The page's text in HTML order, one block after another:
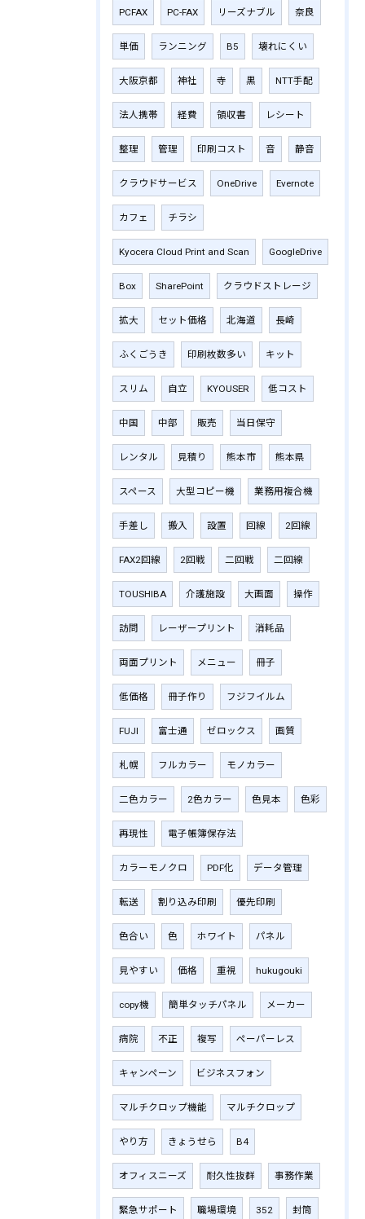
PCFAX PC-FAX リーズナブル 奈良
単価 ランニング B5 壊れにくい
大阪京都 神社 寺 黒 NTT手配
法人携帯 経費 領収書 レシート
整理 管理 印刷コスト 音 静音
クラウドサービス OneDrive Evernote
カフェ チラシ
Kyocera Cloud Print and Scan GoogleDrive
Box SharePoint クラウドストレージ
拡大 セット価格 北海道 長崎
ふくごうき 印刷枚数多い キット
スリム 自立 KYOUSER 低コスト
中国 中部 販売 当日保守
レンタル 見積り 熊本市 熊本県
スペース 大型コピー機 業務用複合機
手差し 搬入 設置 回線 2回線
FAX2回線 2回戦 二回戦 二回線
TOUSHIBA 介護施設 大画面 操作
訪問 レーザープリント 消耗品
両面プリント メニュー 冊子
低価格 冊子作り フジフイルム
FUJI 富士通 ゼロックス 画質
札幌 フルカラー モノカラー
二色カラー 2色カラー 色見本 色彩
再現性 電子帳簿保存法
カラーモノクロ PDF化 データ管理
転送 割り込み印刷 優先印刷
色合い 色 ホワイト パネル
見やすい 価格 重視 hukugouki
copy機 簡単タッチパネル メーカー
病院 不正 複写 ペーパーレス
キャンペーン ビジネスフォン
マルチクロップ機能 マルチクロップ
やり方 きょうせら B4
オフィスニーズ 耐久性抜群 事務作業
緊急サポート 職場環境 352 封筒